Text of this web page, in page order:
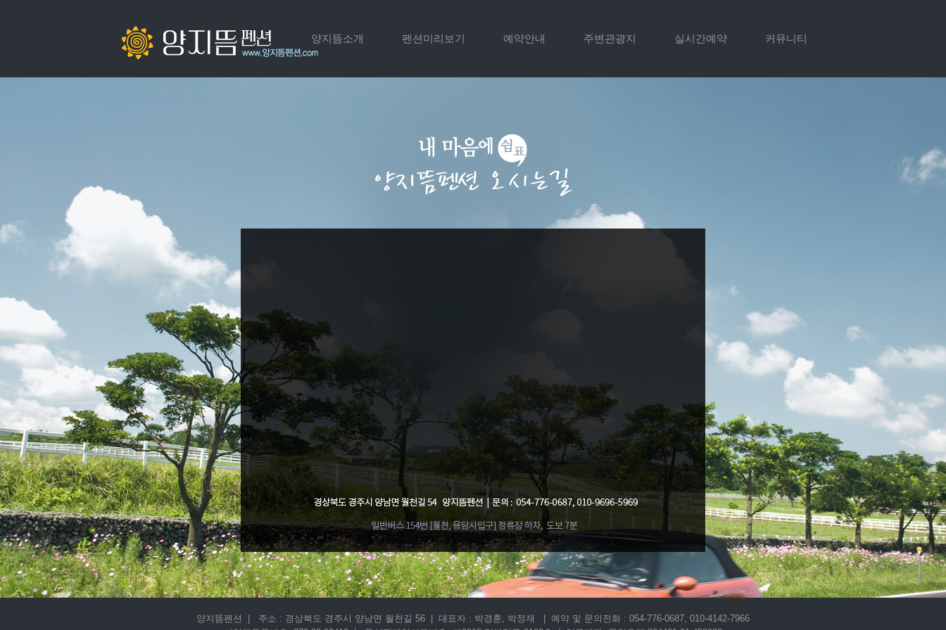
양지뜸소개 펜션미리보기 예약안내 주변관광지 실시간예약 커뮤니티
양지뜸펜션 | 주소 : 경상북도 경주시 양남면 월천길 56 | 대표자 : 박경훈, 박정재 | 예약 및 문의전화 : 054-776-0687, 010-4142-7966